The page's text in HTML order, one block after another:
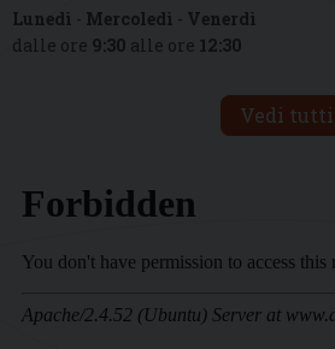
Lunedì - Mercoledì - Venerdì
dalle ore 9:30 alle ore 12:30
Vedi